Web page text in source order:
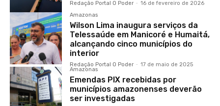
Redação Portal O Poder - 16 de fevereiro de 2026
Amazonas
Wilson Lima inaugura serviços da
Telessaúde em Manicoré e Humaitá,
alcançando cinco municípios do
interior
Redação Portal O Poder - 17 de maio de 2025
Amazonas
Emendas PIX recebidas por
municípios amazonenses deverão
ser investigadas